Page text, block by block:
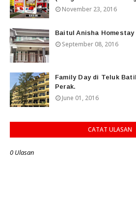
November 23, 2016
Baitul Anisha Homestay
September 08, 2016
Family Day di Teluk
Perak.
June 01, 2016
CATAT ULASAN
0 Ulasan